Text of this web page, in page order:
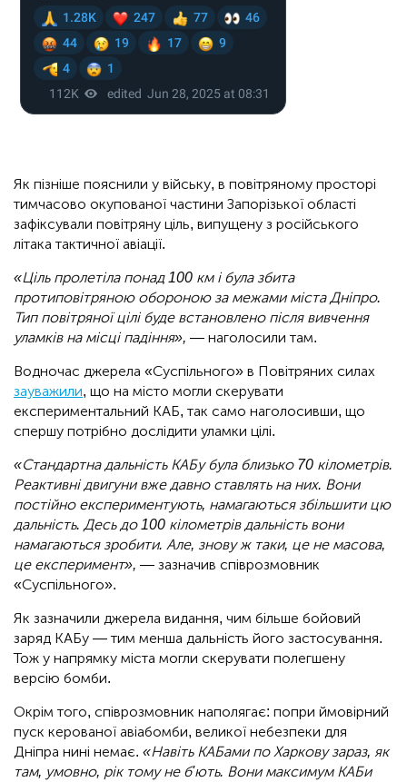
Як пізніше пояснили у війську, в повітряному просторі
тимчасово окупованої частини Запорізької області
зафіксували повітряну ціль, випущену з російського
літака тактичної авіації.
«Ціль пролетіла понад 100 км і була збита
протиповітряною обороною за межами міста Дніпро.
Тип повітряної цілі буде встановлено після вивчення
уламків на місці падіння», — наголосили там.
Водночас джерела «Суспільного» в Повітряних силах
зауважили, що на місто могли скерувати
експериментальний КАБ, так само наголосивши, що
спершу потрібно дослідити уламки цілі.
«Стандартна дальність КАБу була близько 70 кілометрів.
Реактивні двигуни вже давно ставлять на них. Вони
постійно експериментують, намагаються збільшити цю
дальність. Десь до 100 кілометрів дальність вони
намагаються зробити. Але, знову ж таки, це не масова,
це експеримент», — зазначив співрозмовник
«Суспільного».
Як зазначили джерела видання, чим більше бойовий
заряд КАБу — тим менша дальність його застосування.
Тож у напрямку міста могли скерувати полегшену
версію бомби.
Окрім того, співрозмовник наполягає: попри ймовірний
пуск керованої авіабомби, великої небезпеки для
Дніпра нині немає. «Навіть КАБами по Харкову зараз, як
там, умовно, рік тому не б'ють. Вони максимум КАБи